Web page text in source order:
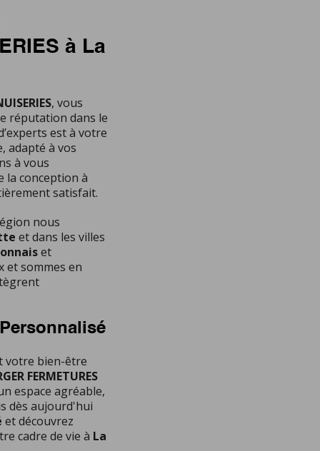
à La
, vous
réputation dans le
est à votre
adapté à vos
à vous
la conception à
satisfait.
nous
et dans les villes
et
et sommes en
votre bien-être
FERMETURES
espace agréable,
dès aujourd'hui
et découvrez
cadre de vie à La